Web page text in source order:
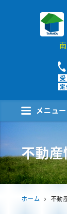
株式会社田
メニュー
不動
ホーム 不動